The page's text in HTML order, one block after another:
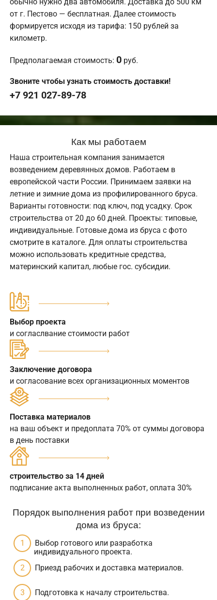
от г. Пестово — бесплатная. Далее стоимость
формируется исходя из тарифа: 150 рублей за
километр.
Предполагаемая стоимость: 0 руб.
Звоните чтобы узнать стоимость доставки!
+7 921 027-89-78
Как мы работаем
Наша строительная компания занимается
возведением деревянных домов. Работаем в
европейской части России. Принимаем заявки на
летние и зимние дома из профилированного бруса.
Варианты готовности: под ключ, под усадку. Срок
строительства от 20 до 60 дней. Проекты: типовые,
индивидуальные. Готовые дома из бруса с фото
смотрите в каталоге. Для оплаты строительства
можно использовать кредитные средства,
материнский капитал, любые гос. субсидии.
Выбор проекта
и согласлвание стоимости работ
Заключение договора
и согласование всех организационных моментов
Поставка материалов
на ваш объект и предоплата 70% от суммы договора
в день поставки
строительство за 14 дней
подписание акта выполненных работ, оплата 30%
Порядок выполнения работ при возведении
дома из бруса:
Выбор готового или разработка
индивидуального проекта.
Приезд рабочих и доставка материалов.
Подготовка к началу строительства.